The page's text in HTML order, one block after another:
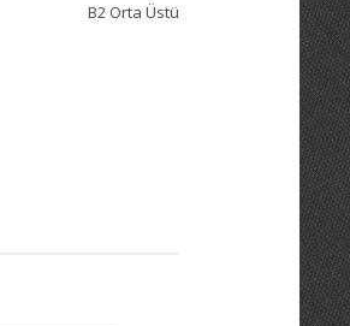
B2 Orta Üstü